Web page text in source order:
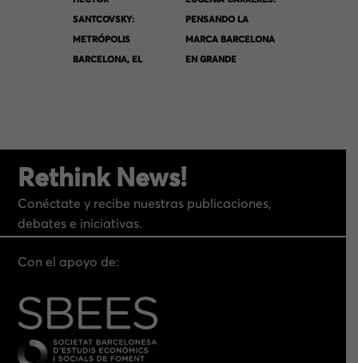
SANTCOVSKY:
METRÓPOLIS
BARCELONA, EL
PENSANDO LA
MARCA BARCELONA
EN GRANDE
Rethink News!
Conéctate y recibe nuestras publicaciones,
debates e iniciativas.
Con el apoyo de: